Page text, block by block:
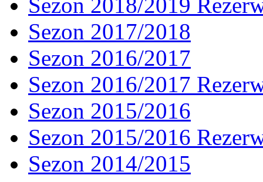
Sezon 2017/2018
Sezon 2016/2017
Sezon 2016/2017
Sezon 2015/2016
Sezon 2015/2016
Sezon 2014/2015